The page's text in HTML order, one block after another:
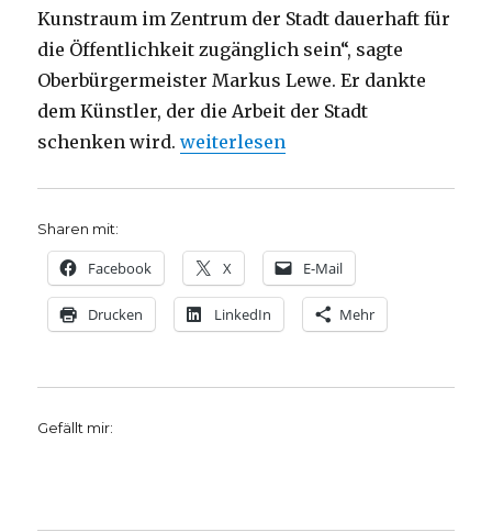
Kunstraum im Zentrum der Stadt dauerhaft für
die Öffentlichkeit zugänglich sein“, sagte
Oberbürgermeister Markus Lewe. Er dankte
dem Künstler, der die Arbeit der Stadt
schenken wird.„Foucaultsches Pendel von
weiterlesen
Sharen mit:
Facebook X E-Mail
Drucken LinkedIn Mehr
Gefällt mir: